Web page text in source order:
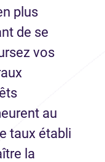
plus
de se
vos
au
taux établi
la